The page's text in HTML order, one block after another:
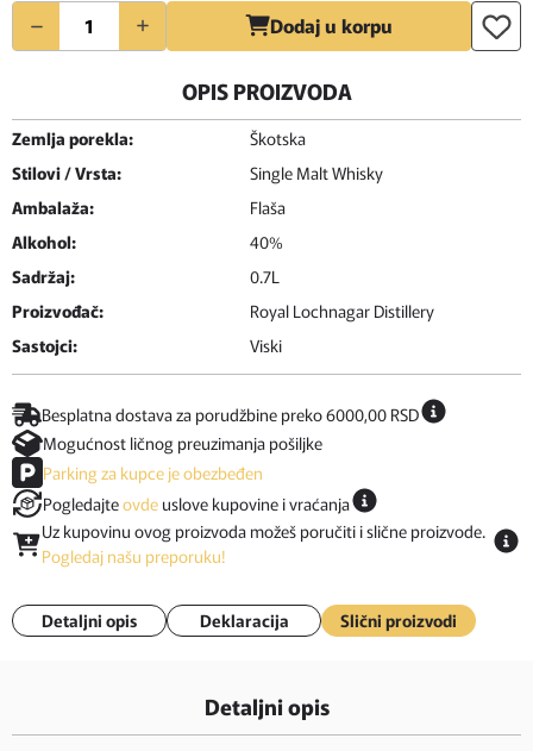
Količina Dodaj u korpu
OPIS PROIZVODA
Zemlja porekla:
Škotska
Stilovi / Vrsta:
Single Malt Whisky
Ambalaža:
Flaša
Alkohol:
40%
Sadržaj:
0.7L
Proizvođač:
Royal Lochnagar Distillery
Sastojci:
Viski
Besplatna dostava za porudžbine preko 6000,00 RSD
Mogućnost ličnog preuzimanja pošiljke
Parking za kupce je obezbeđen
Pogledajteovde uslove kupovine i vraćanja
Uz kupovinu ovog proizvoda možeš poručiti i slične proizvode.
Pogledaj našu preporuku!
Detaljni opis Deklaracija Slični proizvodi
Detaljni opis